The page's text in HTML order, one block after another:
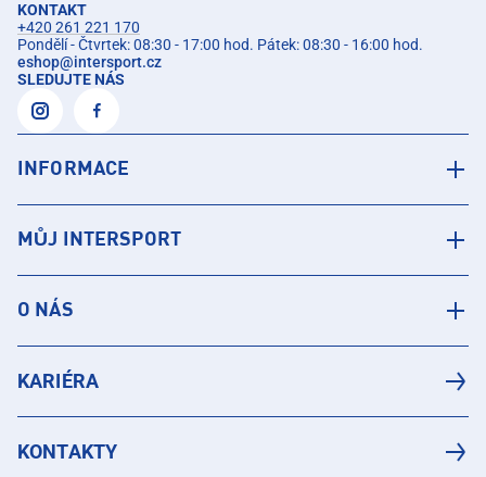
KONTAKT
+420 261 221 170
Pondělí - Čtvrtek: 08:30 - 17:00 hod. Pátek: 08:30 - 16:00 hod.
eshop@intersport.cz
SLEDUJTE NÁS
INFORMACE
MŮJ INTERSPORT
O NÁS
KARIÉRA
KONTAKTY